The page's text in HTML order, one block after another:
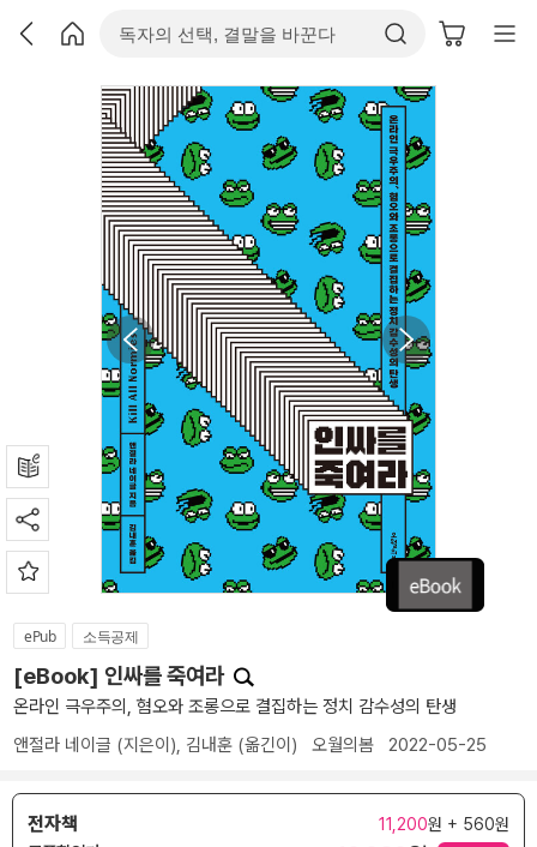
ePub 소득공제
[eBook] 인싸를 죽여라
온라인 극우주의, 혐오와 조롱으로 결집하는 정치 감수성의 탄생
앤절라 네이글 (지은이), 김내훈 (옮긴이) 오월의봄 2022-05-25
전자책 11,200원 + 560원